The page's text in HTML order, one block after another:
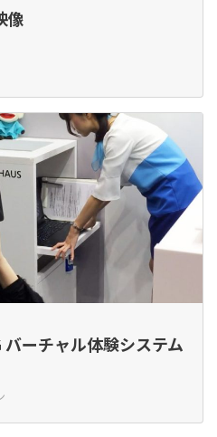
像
ーチャル体験システム